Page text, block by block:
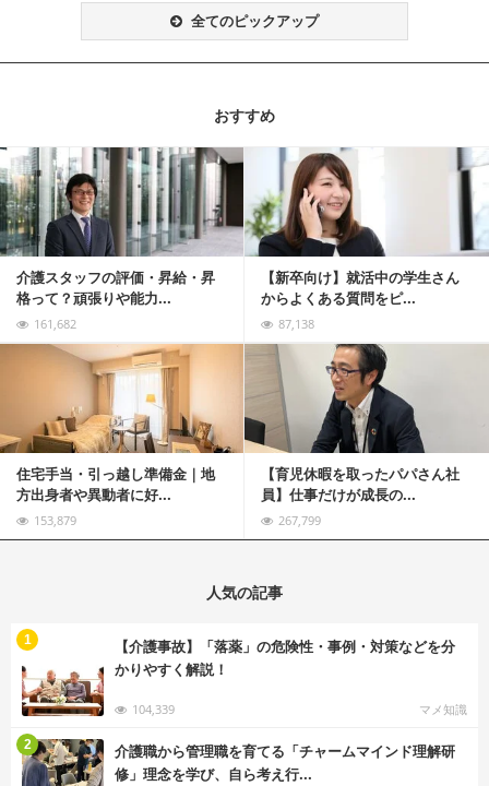
全てのピックアップ
おすすめ
介護スタッフの評価・昇給・昇
格って？頑張りや能力...
161,682
【新卒向け】就活中の学生さん
からよくある質問をピ...
87,138
記事を読む
住宅手当・引っ越し準備金｜地
方出身者や異動者に好...
153,879
【育児休暇を取ったパパさん社
員】仕事だけが成長の...
267,799
記事を読む
人気の記事
【介護事故】「落薬」の危険性・事例・対策などを分
かりやすく解説！
104,339 マメ知識
1
介護職から管理職を育てる「チャームマインド理解研
修」理念を学び、自ら考え行...
2